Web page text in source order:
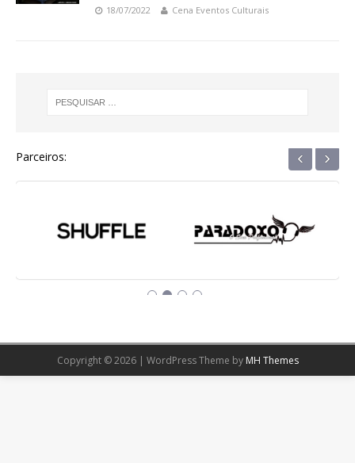
18/07/2022 Cena Eventos Culturais
Parceiros: ‹ ›
Copyright © 2026 | WordPress Theme by MH Themes